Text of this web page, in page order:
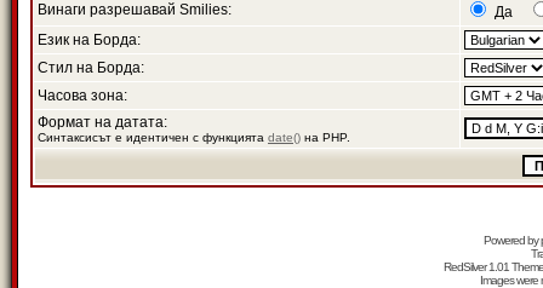
Винаги разрешавай Smilies:
Да
Език на Борда:
Стил на Борда:
Часова зона:
Формат на датата:
Синтаксисът е идентичен с функцията date() на PHP.
Powered by
RedSilver 1.01
Images were